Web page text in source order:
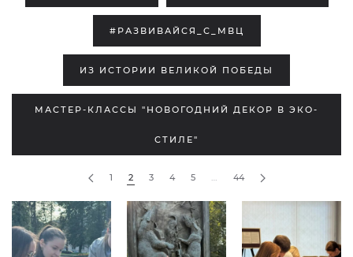
#РАЗВИВАЙСЯ_С_МВЦ
ИЗ ИСТОРИИ ВЕЛИКОЙ ПОБЕДЫ
МАСТЕР-КЛАССЫ "НОВОГОДНИЙ ДЕКОР В ЭКО-
СТИЛЕ"
1 2 3 4 5 … 44